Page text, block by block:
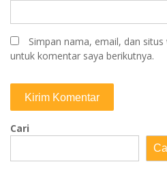
Simpan nama, email, dan
untuk komentar saya berikutnya.
Cari